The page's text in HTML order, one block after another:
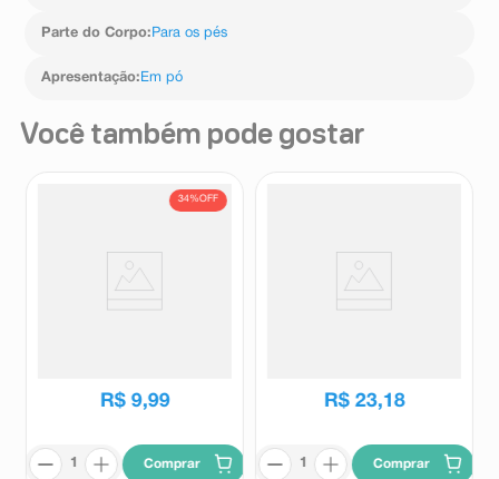
Parte do Corpo: Para os pés
Apresentação: Em pó
Você também pode gostar
34%OFF
R$ 9,99
Comprar
R$ 23,18
Comprar